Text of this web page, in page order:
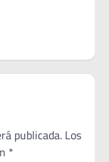
publicada. Los
*